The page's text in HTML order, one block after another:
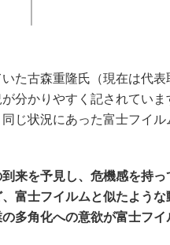
た古森重隆氏（現在は代
分かりやすく記されていま
じ状況にあった富士フイ
来を予見し、危機感を持
富士フイルムと似たような
多角化への意欲が富士フイ